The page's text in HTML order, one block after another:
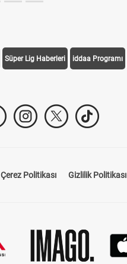
Süper Lig Haberleri iddaa Programı
Çerez Politikası Gizlilik Politikası